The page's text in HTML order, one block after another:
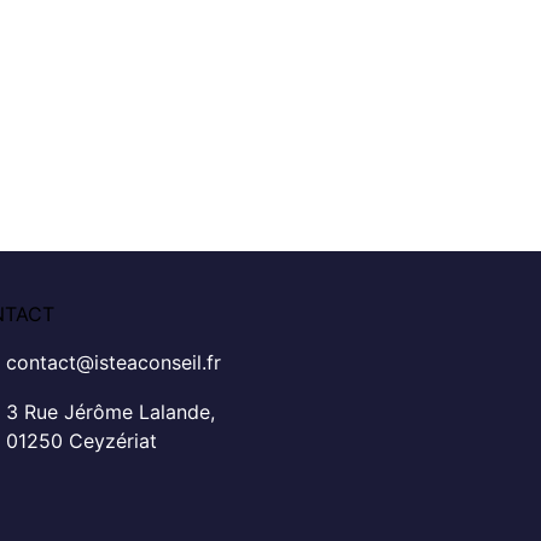
contact@isteaconseil.fr
3 Rue Jérôme Lalande,
01250 Ceyzériat